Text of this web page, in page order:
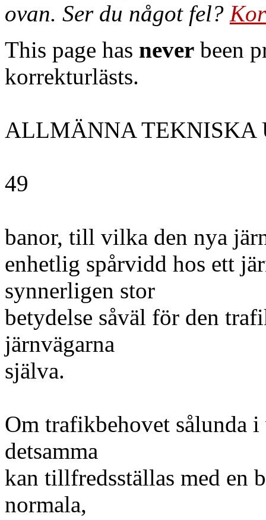
ovan. Ser du något fel?
This page has never been
korrekturlästs.
ALLMÄNNA TEKNISKA
49
banor, till vilka den nya
enhetlig spårvidd hos ett
synnerligen stor
betydelse såväl för den
järnvägarna
själva.
Om trafikbehovet sålunda
detsamma
kan tillfredsställas med en
normala,